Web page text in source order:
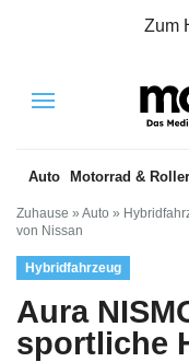
Zum
Menu
Auto Motorrad & Roller
Zuhause » Auto »
von Nissan
Hybridfahrzeug
Aura
sportliche